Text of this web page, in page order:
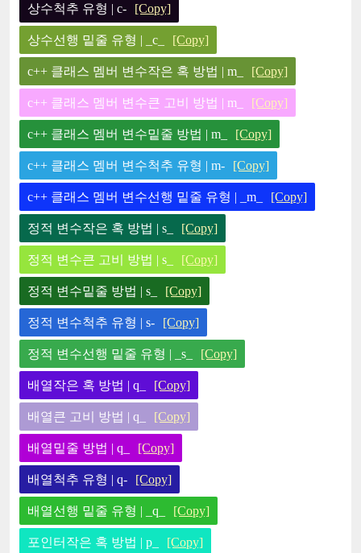
상수척추 유형 | c- [Copy]
상수선행 밑줄 유형 | _c_ [Copy]
c++ 클래스 멤버 변수작은 혹 방법 | m_ [Copy]
c++ 클래스 멤버 변수큰 고비 방법 | m_ [Copy]
c++ 클래스 멤버 변수밑줄 방법 | m_ [Copy]
c++ 클래스 멤버 변수척추 유형 | m- [Copy]
c++ 클래스 멤버 변수선행 밑줄 유형 | _m_ [Copy]
정적 변수작은 혹 방법 | s_ [Copy]
정적 변수큰 고비 방법 | s_ [Copy]
정적 변수밑줄 방법 | s_ [Copy]
정적 변수척추 유형 | s- [Copy]
정적 변수선행 밑줄 유형 | _s_ [Copy]
배열작은 혹 방법 | q_ [Copy]
배열큰 고비 방법 | q_ [Copy]
배열밑줄 방법 | q_ [Copy]
배열척추 유형 | q- [Copy]
배열선행 밑줄 유형 | _q_ [Copy]
포인터작은 혹 방법 | p_ [Copy]